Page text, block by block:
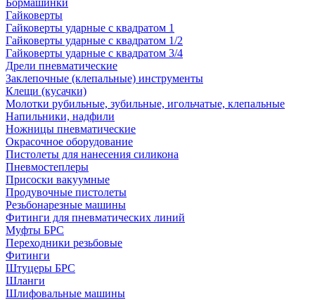
Бормашинки
Гайковерты
Гайковерты ударные с квадратом 1
Гайковерты ударные с квадратом 1/2
Гайковерты ударные с квадратом 3/4
Дрели пневматические
Заклепочные (клепальные) инструменты
Клещи (кусачки)
Молотки рубильные, зубильные, игольчатые, клепальные
Напильники, надфили
Ножницы пневматические
Окрасочное оборудование
Пистолеты для нанесения силикона
Пневмостеплеры
Присоски вакуумные
Продувочные пистолеты
Резьбонарезные машины
Фитинги для пневматических линий
Муфты БРС
Переходники резьбовые
Фитинги
Штуцеры БРС
Шланги
Шлифовальные машины